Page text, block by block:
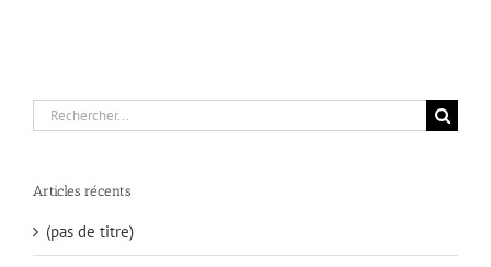
Rechercher:
Articles récents
(pas de titre)